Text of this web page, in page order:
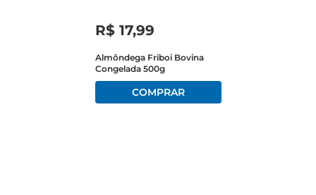
R$ 17,99
Almôndega Friboi Bovina
Congelada 500g